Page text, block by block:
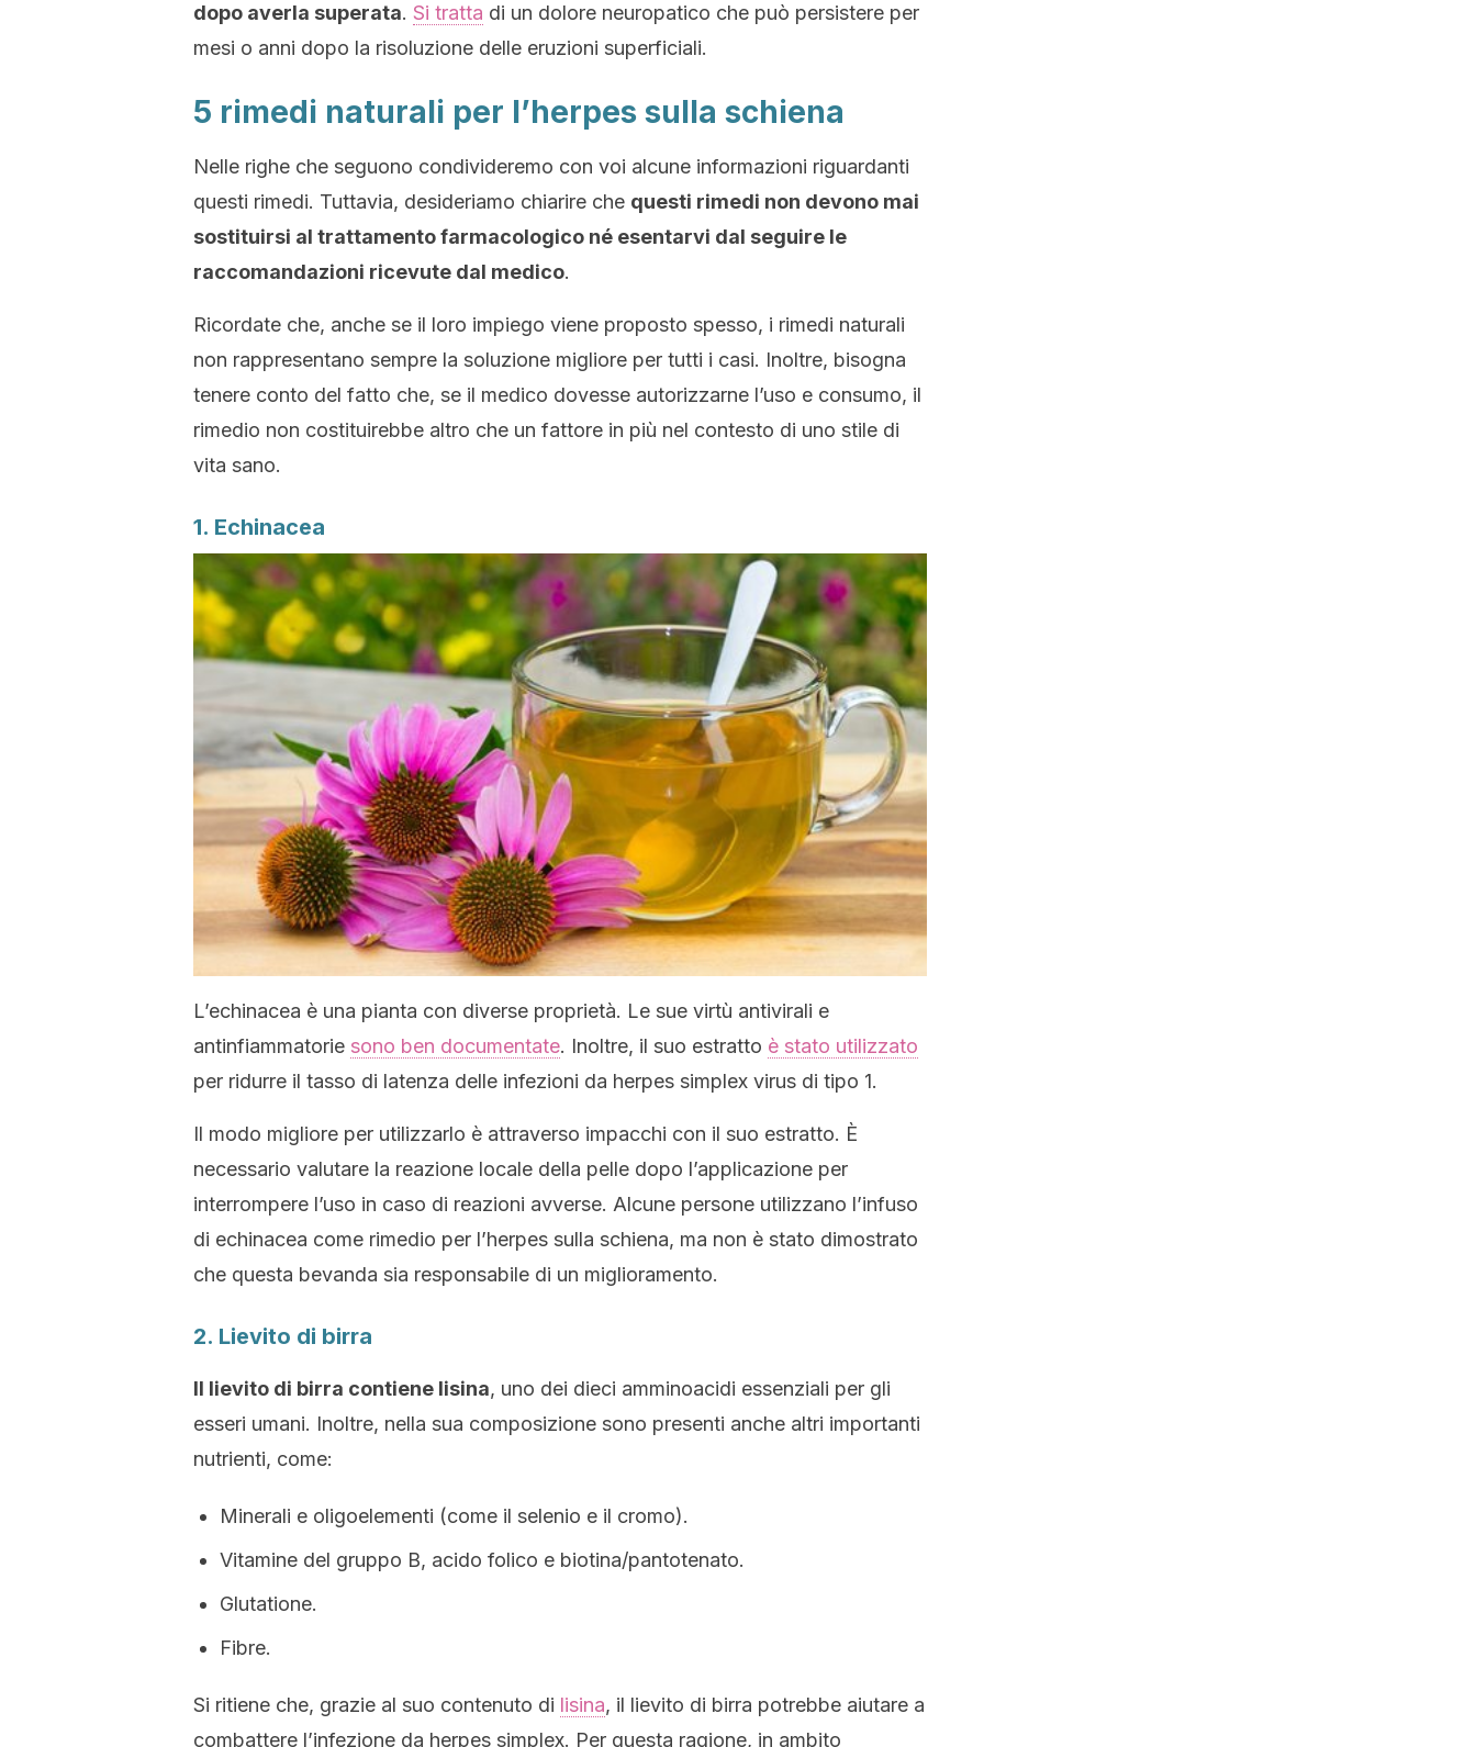
dopo averla superata. Si tratta di un dolore neuropatico che può persistere per
mesi o anni dopo la risoluzione delle eruzioni superficiali.
5 rimedi naturali per l’herpes sulla schiena
Nelle righe che seguono condivideremo con voi alcune informazioni riguardanti
questi rimedi. Tuttavia, desideriamo chiarire che questi rimedi non devono mai
sostituirsi al trattamento farmacologico né esentarvi dal seguire le
raccomandazioni ricevute dal medico.
Ricordate che, anche se il loro impiego viene proposto spesso, i rimedi naturali
non rappresentano sempre la soluzione migliore per tutti i casi. Inoltre, bisogna
tenere conto del fatto che, se il medico dovesse autorizzarne l’uso e consumo, il
rimedio non costituirebbe altro che un fattore in più nel contesto di uno stile di
vita sano.
1. Echinacea
L’echinacea è una pianta con diverse proprietà. Le sue virtù antivirali e
antinfiammatorie sono ben documentate. Inoltre, il suo estratto è stato utilizzato
per ridurre il tasso di latenza delle infezioni da herpes simplex virus di tipo 1.
Il modo migliore per utilizzarlo è attraverso impacchi con il suo estratto. È
necessario valutare la reazione locale della pelle dopo l’applicazione per
interrompere l’uso in caso di reazioni avverse. Alcune persone utilizzano l’infuso
di echinacea come rimedio per l’herpes sulla schiena, ma non è stato dimostrato
che questa bevanda sia responsabile di un miglioramento.
2. Lievito di birra
Il lievito di birra contiene lisina, uno dei dieci amminoacidi essenziali per gli
esseri umani. Inoltre, nella sua composizione sono presenti anche altri importanti
nutrienti, come:
Minerali e oligoelementi (come il selenio e il cromo).
Vitamine del gruppo B, acido folico e biotina/pantotenato.
Glutatione.
Fibre.
Si ritiene che, grazie al suo contenuto di lisina, il lievito di birra potrebbe aiutare a
combattere l’infezione da herpes simplex. Per questa ragione, in ambito